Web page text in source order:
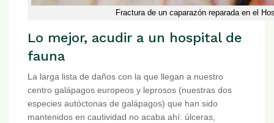
Fractura de un caparazón reparada en el
Lo mejor, acudir a un hospital de
fauna
La larga lista de daños con la que llegan a nuestro
centro galápagos europeos y leprosos (nuestras dos
especies autóctonas de galápagos) que han sido
mantenidos en cautividad no acaba ahí: úlceras,